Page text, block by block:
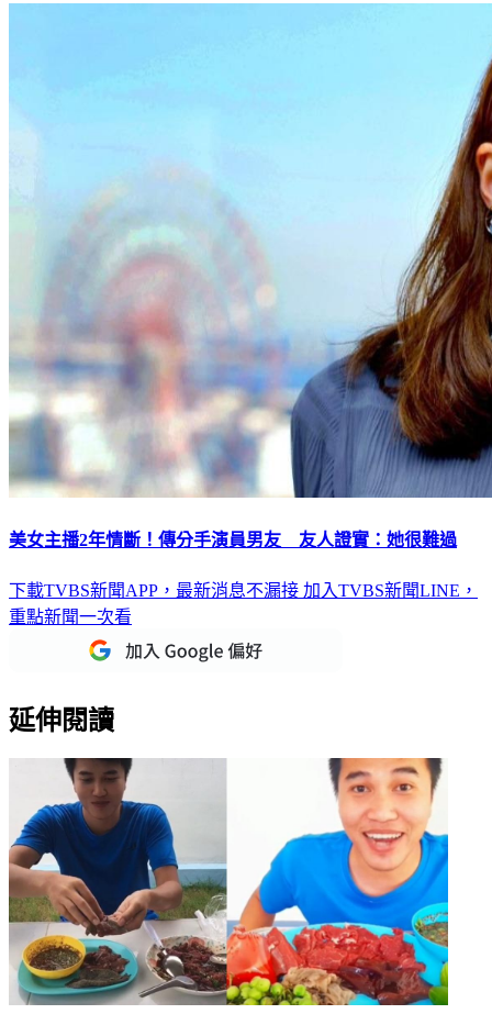
美女主播2年情斷！傳分手演員男友 友人證實：她很難過
下載TVBS新聞APP，最新消息不漏接 加入TVBS新聞LINE，
重點新聞一次看
延伸閱讀